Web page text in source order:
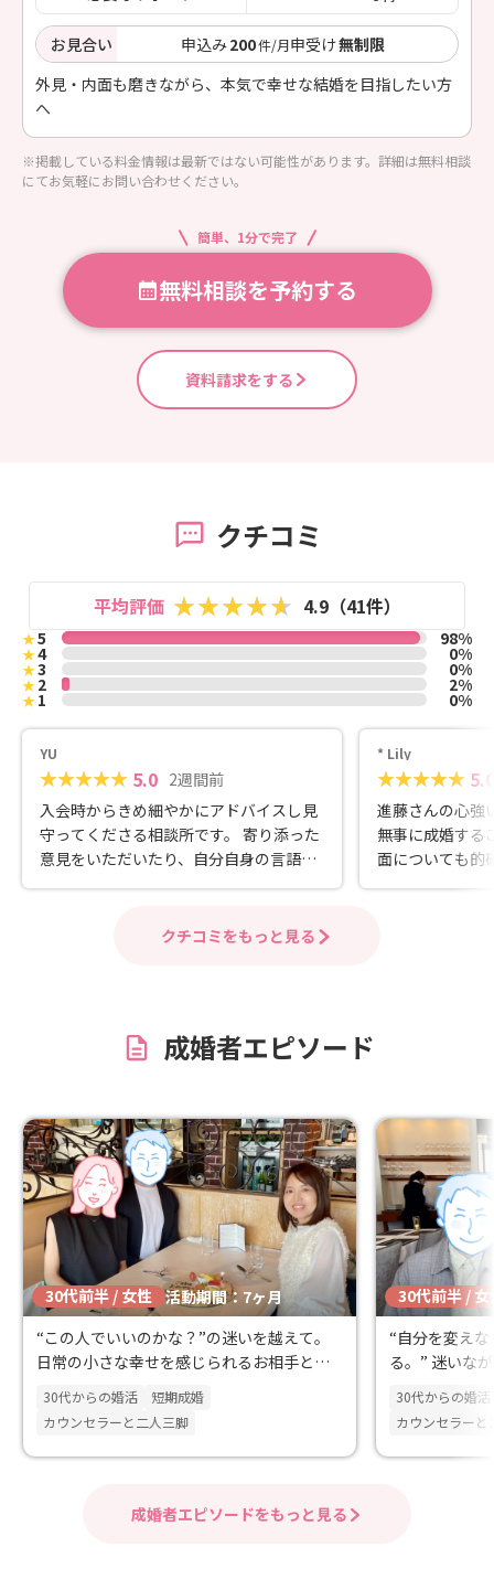
お見合い 申込み200件/月申受け無制限
外見・内面も磨きながら、本気で幸せな結婚を目指したい方
へ
※掲載している料金情報は最新ではない可能性があります。詳細は無料相談
にてお気軽にお問い合わせください。
簡単、1分で完了
無料相談を予約する
資料請求をする
クチコミ
平均評価 4.9（41件）
★5 98%
★4 0%
★3 0%
★2 2%
★1 0%
YU
5.0 2週間前
入会時からきめ細やかにアドバイスし見
守ってくださる相談所です。 寄り添った
意見をいただいたり、自分自身の言語化
出来ないところにまでしっかり追求する
とりに合わせた方法ですしフォローが手
* Lily
5.0
進藤さんの心強
無事に成婚する
面についても的
き、自分の気持
クチコミをもっと見る
成婚者エピソード
30代前半 / 女性 活動期間：7ヶ月
“この人でいいのかな？”の迷いを越えて。
日常の小さな幸せを感じられるお相手と出
会えました✨
30代からの婚活
短期成婚
カウンセラーと二人三脚
30代前半 / 女
“自分を変え
る。” 迷いな
のまま出会え
30代からの婚活
カウンセラーと
成婚者エピソードをもっと見る